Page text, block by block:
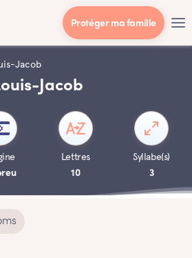
Protéger ma famille
Jacob
Jacob
Lettres
10
Syllabe(s)
3